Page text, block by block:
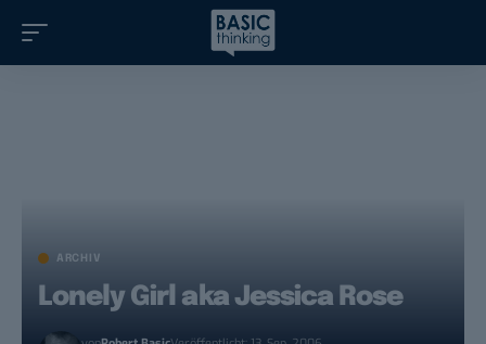
ARCHIV
Lonely Girl aka Jessica Rose